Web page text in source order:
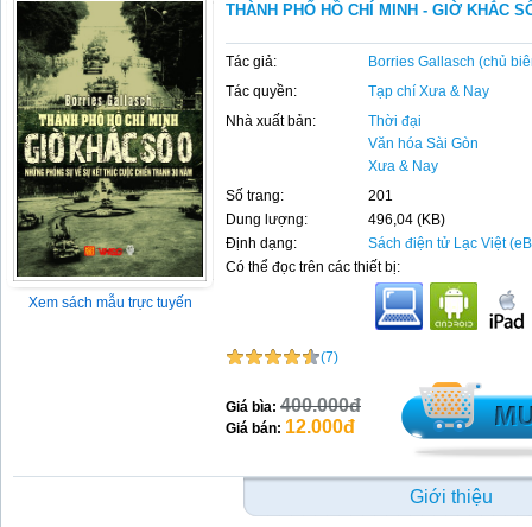
Xem sách mẫu trực tuyến
THÀNH PHỐ HỒ CHÍ MINH - GIỜ KHẮC
Tác giả:
Borries Gallasch (chủ
Tác quyền:
Tạp chí Xưa & Nay
Nhà xuất bản:
Thời đại
Văn hóa Sài Gòn
Xưa & Nay
Số trang:
201
Dung lượng:
496,04 (KB)
Định dạng:
Sách điện tử Lạc Việt
Có thể đọc trên các thiết bị:
(7)
Giá bìa: 400.000đ
Giá bán: 12.000đ
Giới thiệu